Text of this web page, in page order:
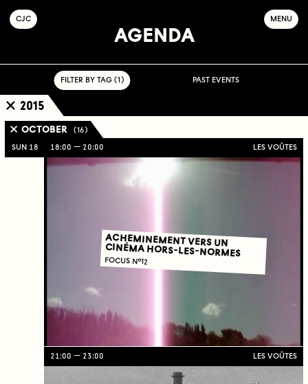
COLLECTIF
JEUNE
C INÉMA MENU
AGENDA
FILTER BY TAG ( 1 ) PAST EVENTS
2015
OCTOBER
( 16 )
SUN 18
18:00 20:00 LES VOÛTES
ACHEMINEMENT VERS UN
CINÉMA HORS-LES-NORMES
FOCUS N°12
21:00 23:00 LES VOÛTES